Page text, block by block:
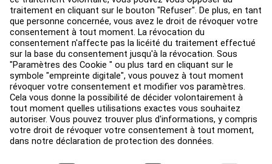
Find a Store
Légal
Accessibilité
Sign in to Facility Connect